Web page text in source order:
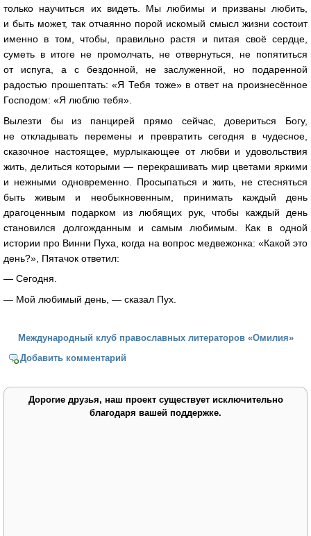
только научиться их видеть. Мы любимы и призваны любить,
и быть может, так отчаянно порой искомый смысл жизни состоит
именно в том, чтобы, правильно растя и питая своё сердце,
суметь в итоге не промолчать, не отвернуться, не попятиться
от испуга, а с бездонной, не заслуженной, но подаренной
радостью прошептать: «Я Тебя тоже» в ответ на произнесённое
Господом: «Я люблю тебя».
Вылезти бы из панцирей прямо сейчас, довериться Богу,
не откладывать перемены и превратить сегодня в чудесное,
сказочное настоящее, мурлыкающее от любви и удовольствия
жить, делиться которыми — перекрашивать мир цветами яркими
и нежными одновременно. Просыпаться и жить, не стесняться
быть живым и необыкновенным, принимать каждый день
драгоценным подарком из любящих рук, чтобы каждый день
становился долгожданным и самым любимым. Как в одной
истории про Винни Пуха, когда на вопрос медвежонка: «Какой это
день?», Пятачок ответил:
— Сегодня.
— Мой любимый день, — сказал Пух.
Международный клуб православных литераторов «Омилия»
Добавить комментарий
Дорогие друзья, наш проект существует исключительно
благодаря вашей поддержке.